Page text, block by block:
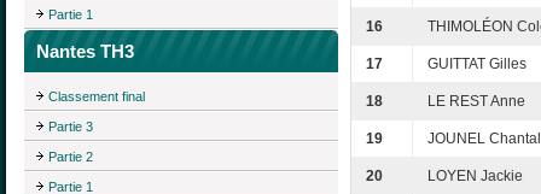
Partie 1
Nantes TH3
Classement final
Partie 3
Partie 2
Partie 1
16 THIMOLÉON
17 GUITTAT Gilles
18 LE REST Anne
19 JOUNEL Chantal
20 LOYEN Jackie